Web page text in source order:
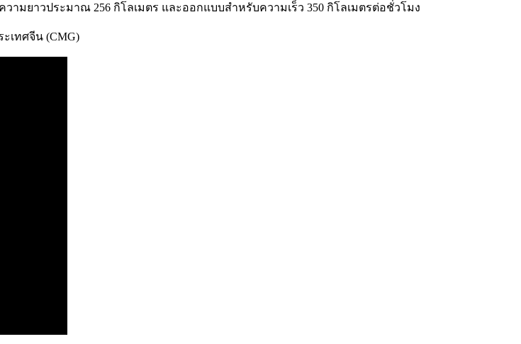
ยาวประมาณ 256 กิโลเมตร และออกแบบสำหรับความเร็ว 350 กิโลเมตรต่อชั่วโมง
เทศจีน (CMG)